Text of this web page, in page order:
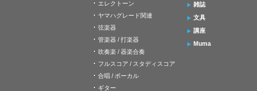
エレクトーン
ヤマハグレード関連
弦楽器
管楽器 / 打楽器
吹奏楽 / 器楽合奏
フルスコア / スタディスコア
合唱 / ボーカル
ギター
雑誌
文具
講座
Muma